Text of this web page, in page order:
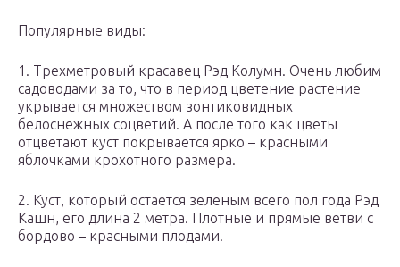
Популярные виды:
1. Трехметровый красавец Рэд Колумн. Очень любим
садоводами за то, что в период цветение растение
укрывается множеством зонтиковидных
белоснежных соцветий. А после того как цветы
отцветают куст покрывается ярко – красными
яблочками крохотного размера.
2. Куст, который остается зеленым всего пол года Рэд
Кашн, его длина 2 метра. Плотные и прямые ветви с
бордово – красными плодами.